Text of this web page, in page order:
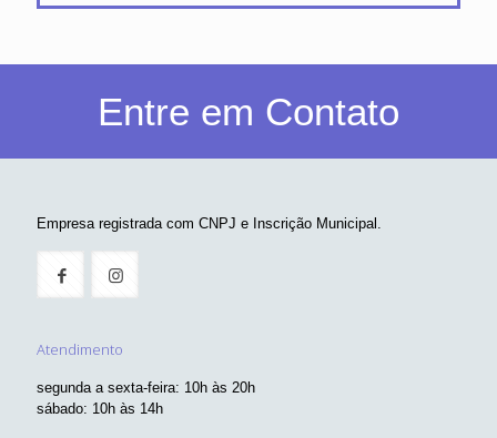
Entre em Contato
Empresa registrada com CNPJ e Inscrição Municipal.
Atendimento
segunda a sexta-feira: 10h às 20h
sábado: 10h às 14h